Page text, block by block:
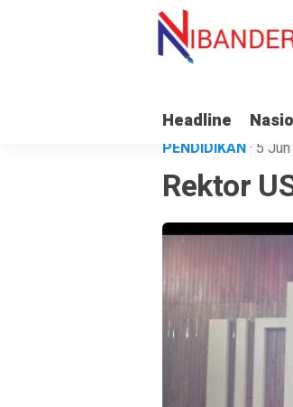
Headline
PENDIDIKAN· 5
Rektor